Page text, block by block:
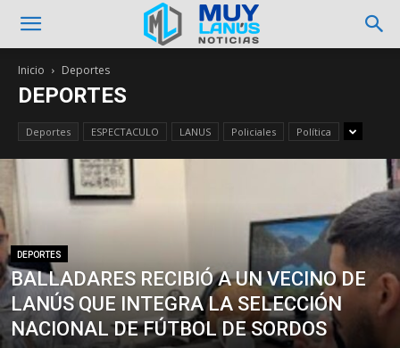
Inicio Deportes
DEPORTES
Deportes ESPECTACULO LANUS Policiales Política
DEPORTES
BALLADARES RECIBIÓ A UN VECINO DE
LANÚS QUE INTEGRA LA SELECCIÓN
NACIONAL DE FÚTBOL DE SORDOS